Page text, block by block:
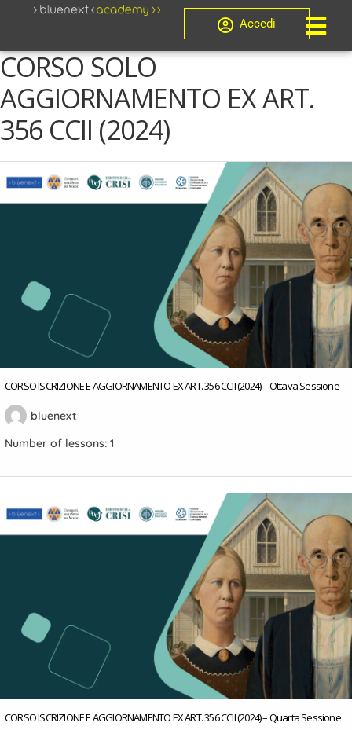
Accedi
CORSO SOLO
AGGIORNAMENTO EX ART.
356 CCII (2024)
CORSO ISCRIZIONE E AGGIORNAMENTO EX ART. 356 CCII (2024) – Ottava Sessione
bluenext
Number of lessons: 1
CORSO ISCRIZIONE E AGGIORNAMENTO EX ART. 356 CCII (2024) – Quarta Sessione